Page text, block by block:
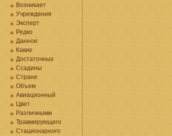
Возникает
Учреждения
Эксперт
Редко
Данное
Какие
Достаточных
Ссадины
Стране
Объем
Авиационный
Цвет
Различными
Травмирующего
Стационарного